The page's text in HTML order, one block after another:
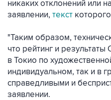
никаких отклонений или
заявлении, текст
"Таким образом,
что рейтинг и
в Токио по
индивидуальном, так и в
справедливыми и
заявлении.